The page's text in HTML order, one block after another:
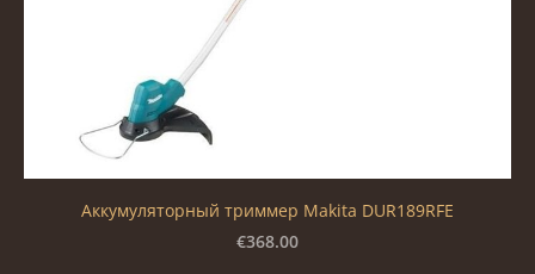
Аккумуляторный триммер Makita DUR189RFE
€368.00